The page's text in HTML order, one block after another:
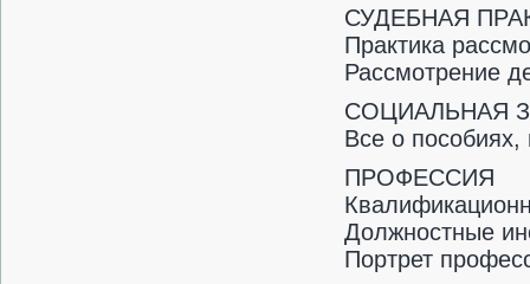
СУДЕБНАЯ
Практика
Рассмотрение
СОЦИАЛЬНАЯ
Все о
ПРОФЕССИЯ
Должностные
Портрет